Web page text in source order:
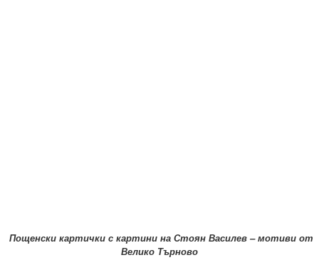
Пощенски картички с картини на Стоян Василев – мотиви от
Велико Търново